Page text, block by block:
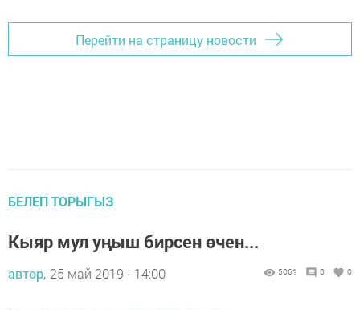
Перейти на страницу новости
БЕЛЕП ТОРЫГЫЗ
Кыяр мул уңыш бирсен өчен...
автор, 25 май 2019 - 14:00 5061 0 0